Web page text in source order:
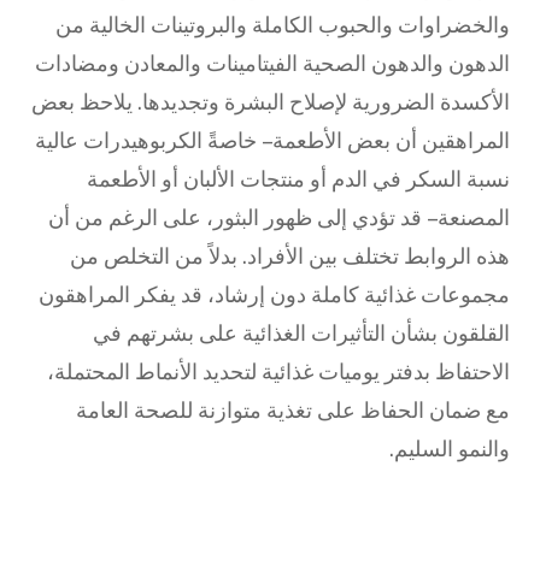
والخضراوات والحبوب الكاملة والبروتينات الخالية من
الدهون والدهون الصحية الفيتامينات والمعادن ومضادات
الأكسدة الضرورية لإصلاح البشرة وتجديدها. يلاحظ بعض
المراهقين أن بعض الأطعمة – خاصةً الكربوهيدرات عالية
نسبة السكر في الدم أو منتجات الألبان أو الأطعمة
المصنعة – قد تؤدي إلى ظهور البثور، على الرغم من أن
هذه الروابط تختلف بين الأفراد. بدلاً من التخلص من
مجموعات غذائية كاملة دون إرشاد، قد يفكر المراهقون
القلقون بشأن التأثيرات الغذائية على بشرتهم في
الاحتفاظ بدفتر يوميات غذائية لتحديد الأنماط المحتملة،
مع ضمان الحفاظ على تغذية متوازنة للصحة العامة
والنمو السليم.